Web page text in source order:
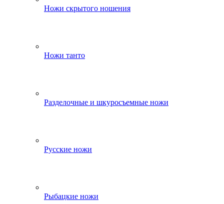
Ножи скрытого ношения
Ножи танто
Разделочные и шкуросъемные ножи
Русские ножи
Рыбацкие ножи